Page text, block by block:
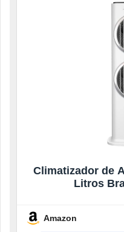
Climatizador de
Litros
Amazon